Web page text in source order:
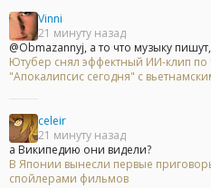
Vinni
21 минуту назад
@Obmazannyj, а то что музыку
Ютубер снял эффектный ИИ-клип по
"Апокалипсис сегодня" с
celeir
21 минуту назад
а Википедию они видели?
В Японии вынесли первые
спойлерами фильмов